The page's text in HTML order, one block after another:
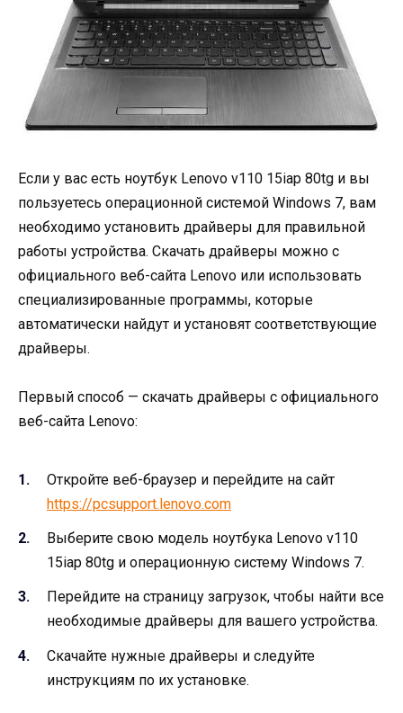
Если у вас есть ноутбук Lenovo v110 15iap 80tg и вы
пользуетесь операционной системой Windows 7, вам
необходимо установить драйверы для правильной
работы устройства. Скачать драйверы можно с
официального веб-сайта Lenovo или использовать
специализированные программы, которые
автоматически найдут и установят соответствующие
драйверы.
Первый способ — скачать драйверы с официального
веб-сайта Lenovo:
Откройте веб-браузер и перейдите на сайт
https://pcsupport.lenovo.com
Выберите свою модель ноутбука Lenovo v110
15iap 80tg и операционную систему Windows 7.
Перейдите на страницу загрузок, чтобы найти все
необходимые драйверы для вашего устройства.
Скачайте нужные драйверы и следуйте
инструкциям по их установке.